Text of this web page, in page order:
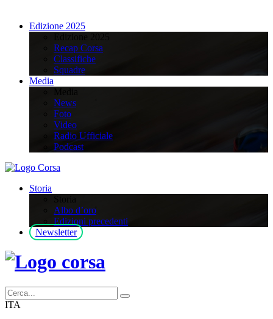
Edizione 2025
Recap Corsa
Classifiche
Squadre
Media
News
Foto
Video
Radio Ufficiale
Podcast
Storia
Albo d’oro
Edizioni precedenti
Newsletter
ITA